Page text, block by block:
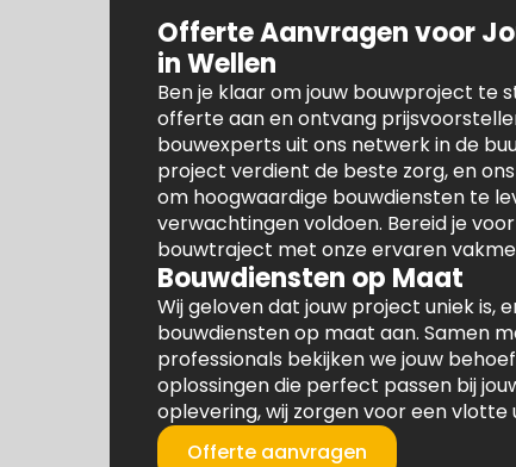
Offerte Aanvragen voor
in Wellen
Ben je klaar om jouw bouwproject te
offerte aan en ontvang
bouwexperts uit ons netwerk in de
project verdient de beste zorg, en
om hoogwaardige bouwdiensten te
verwachtingen voldoen. Bereid je
bouwtraject met onze ervaren
Bouwdiensten op Maat
Wij geloven dat jouw project uniek is,
bouwdiensten op maat aan. Samen
professionals bekijken we jouw
oplossingen die perfect passen bij
oplevering, wij zorgen voor een vlotte
Offerte aanvragen